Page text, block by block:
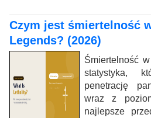
Czym jest śmiertelność
Legends? (2026)
Śmiertelność
statystyka,
penetrację
wraz z
najlepsze